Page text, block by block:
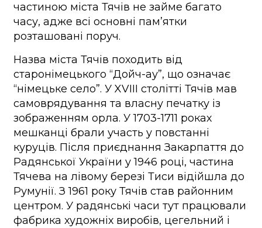
частиною міста Тячів не займе багато
часу, адже всі основні пам’ятки
розташовані поруч.
Назва міста Тячів походить від
старонімецького “Дойч-ау”, що означає
“німецьке село”. У XVIII столітті Тячів мав
самоврядування та власну печатку із
зображенням орла. У 1703-1711 роках
мешканці брали участь у повстанні
куруців. Після приєднання Закарпаття до
Радянської України у 1946 році, частина
Тячева на лівому березі Тиси відійшла до
Румунії. З 1961 року Тячів став районним
центром. У радянські часи тут працювали
фабрика художніх виробів, цегельний і